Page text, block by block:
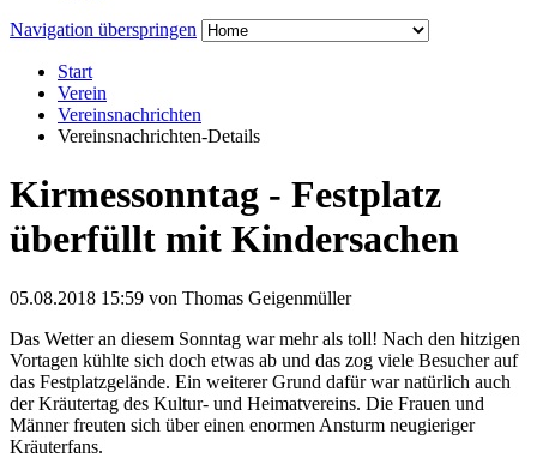
Navigation überspringen
Start
Verein
Vereinsnachrichten
Vereinsnachrichten-Details
Kirmessonntag - Festplatz
überfüllt mit Kindersachen
05.08.2018 15:59 von Thomas Geigenmüller
Das Wetter an diesem Sonntag war mehr als toll! Nach den hitzigen
Vortagen kühlte sich doch etwas ab und das zog viele Besucher auf
das Festplatzgelände. Ein weiterer Grund dafür war natürlich auch
der Kräutertag des Kultur- und Heimatvereins. Die Frauen und
Männer freuten sich über einen enormen Ansturm neugieriger
Kräuterfans.